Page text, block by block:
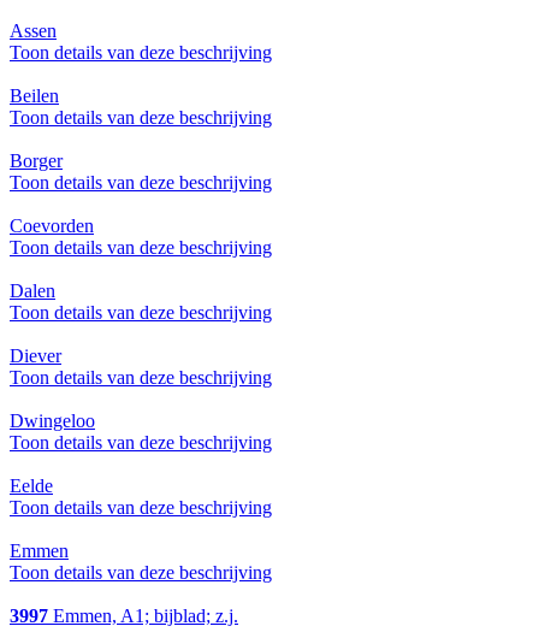
Assen
Toon details van deze beschrijving
Beilen
Toon details van deze beschrijving
Borger
Toon details van deze beschrijving
Coevorden
Toon details van deze beschrijving
Dalen
Toon details van deze beschrijving
Diever
Toon details van deze beschrijving
Dwingeloo
Toon details van deze beschrijving
Eelde
Toon details van deze beschrijving
Emmen
Toon details van deze beschrijving
3997 Emmen, A1; bijblad; z.j.